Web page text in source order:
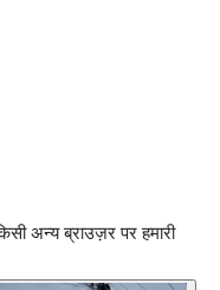
अन्य ब्राउज़र पर हमारी